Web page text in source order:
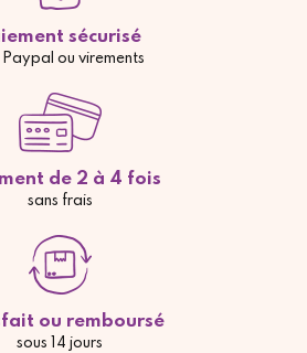
sécurisé
Paypal ou virements
de 2 à 4 fois
sans frais
ou remboursé
sous 14 jours